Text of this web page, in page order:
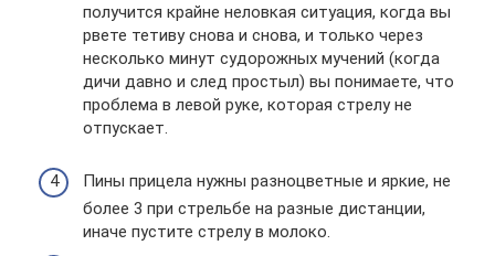
получится крайне неловкая ситуация, когда вы
рвете тетиву снова и снова, и только через
несколько минут судорожных мучений (когда
дичи давно и след простыл) вы понимаете, что
проблема в левой руке, которая стрелу не
отпускает.
Пины прицела нужны разноцветные и яркие, не
более 3 при стрельбе на разные дистанции,
иначе пустите стрелу в молоко.